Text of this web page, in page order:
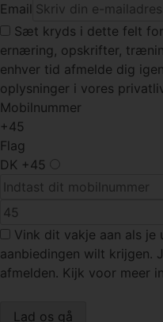
Email
Sæt kryds i dette felt
ernæring, opskrifter,
enhver tid afmelde dig
oplysninger i vores
Mobilnummer
+45
Flag
DK +45
Vink dit vakje aan als je
aanbiedingen wilt krijgen.
afmelden. Kijk voor meer